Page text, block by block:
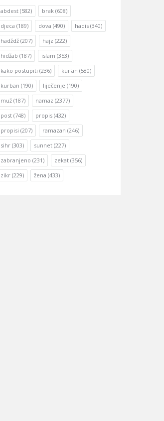
abdest (582) brak (608)
djeca (189) dova (490) hadis (340)
hadždž (207) hajz (222)
hidžab (187) islam (353)
kako postupiti (236) kur'an (580)
kurban (190) liječenje (190)
muž (187) namaz (2377)
post (748) propis (432)
propisi (207) ramazan (246)
sihr (303) sunnet (227)
zabranjeno (231) zekat (356)
zikr (229) žena (433)